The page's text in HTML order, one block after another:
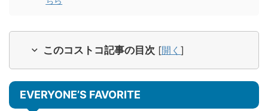
このコストコ記事の目次 [開く ]
EVERYONE’S FAVORITE